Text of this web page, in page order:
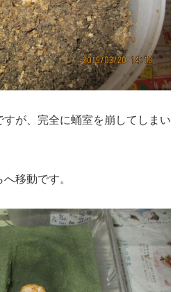
が、完全に蛹室を崩してしまい
移動です。